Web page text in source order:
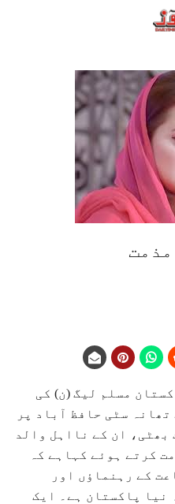
مسلم لیگ (ن) کی
سٹی حافظ آباد پر
بھٹی، ان کے نااہل والد
کرتے ہوئے کہاہے کہ
کے رہنماﺅں اور
نیا پاکستان ہے۔ ایک